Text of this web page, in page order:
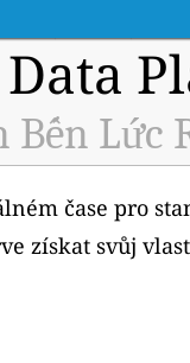
Lức
čase pro
získat svůj